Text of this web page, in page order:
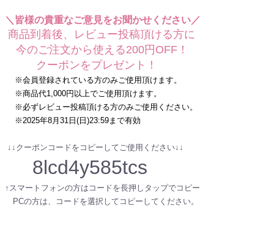
＼皆様の貴重なご意見をお聞かせください／
商品到着後、レビュー投稿頂ける方に
今のご注文から使える200円OFF！
クーポンをプレゼント！
※会員登録されている方のみご使用頂けます。
※商品代1,000円以上でご使用頂けます。
※必ずレビュー投稿頂ける方のみご使用ください。
※2025年8月31日(日)23:59まで有効
↓↓クーポンコードをコピーしてご使用ください↓↓
8lcd4y585tcs
↑スマートフォンの方はコードを長押しタップでコピー
PCの方は、コードを選択してコピーしてください。